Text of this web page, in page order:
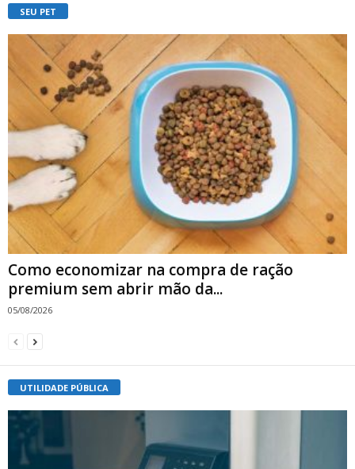
SEU PET
Como economizar na compra de ração
premium sem abrir mão da...
05/08/2026
UTILIDADE PÚBLICA